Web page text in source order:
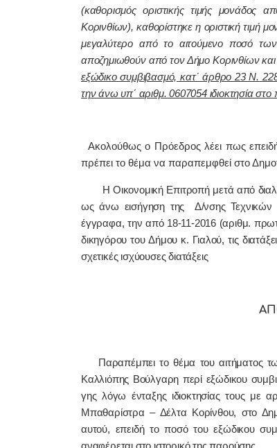
(καθορισμός οριστικής τιμής μονάδος
Κορινθίων), καθορίστηκε η οριστική
μεγαλύτερο από το αιτούμενο ποσό
αποζημιωθούν από τον Δήμο Κορινθίων
εξώδικο συμβιβασμό, κατ΄ άρθρο 23 Ν.
την άνω υπ΄ αριθμ. 0607054 ιδιοκτησία
Ακολούθως ο Πρόεδρος λέει πως
πρέπει το θέμα να παραπεμφθεί στο
Η Οικονομική Επιτροπή μετά από
ως άνω εισήγηση της Δ/νσης
έγγραφα, την από 18-11-2016 (αριθμ.
δικηγόρου τουΔήμου κ. Γιαλού, τις
σχετικές ισχύουσες διατάξεις
Παραπέμπει το θέμα του αιτήματος
Καλλιόπης Βούλγαρη περί εξώδικου
γης λόγω ένταξης ιδιοκτησίας τους
Μπαθαρίστρα – Δέλτα Κορίνθου, στο
αυτού, επειδή το ποσό του εξώδικου